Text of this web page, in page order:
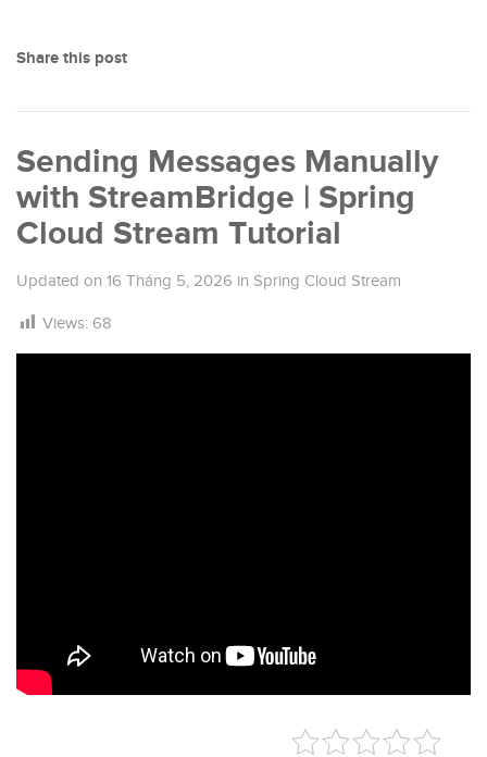
Share this post
Sending Messages Manually
with StreamBridge | Spring
Cloud Stream Tutorial
Updated on 16 Tháng 5, 2026 in Spring Cloud Stream
Views: 68